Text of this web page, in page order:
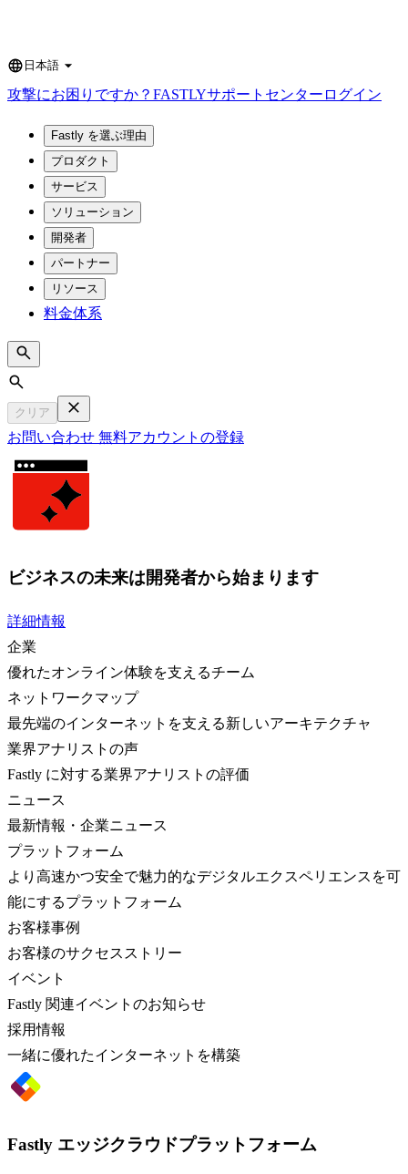
Language
日本語
攻撃にお困りですか？ FASTLYサポートセンター ログイン
Fastly を選ぶ理由
プロダクト
サービス
ソリューション
開発者
パートナー
リソース
料金体系
Search
クリア
お問い合わせ 無料アカウントの登録
ビジネスの未来は開発者から始まります
詳細情報
企業
優れたオンライン体験を支えるチーム
ネットワークマップ
最先端のインターネットを支える新しいアーキテクチャ
業界アナリストの声
Fastly に対する業界アナリストの評価
ニュース
最新情報・企業ニュース
プラットフォーム
より高速かつ安全で魅力的なデジタルエクスペリエンスを可
能にするプラットフォーム
お客様事例
お客様のサクセスストリー
イベント
Fastly 関連イベントのお知らせ
採用情報
一緒に優れたインターネットを構築
Fastly エッジクラウドプラットフォーム